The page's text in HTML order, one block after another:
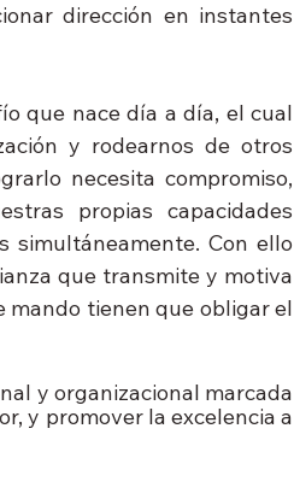
dirección en instantes
que nace día a día, el cual
y rodearnos de otros
necesita compromiso,
propias capacidades
simultáneamente. Con ello
que transmite y motiva
mando tienen que obligar el
y organizacional marcada
y promover la excelencia a